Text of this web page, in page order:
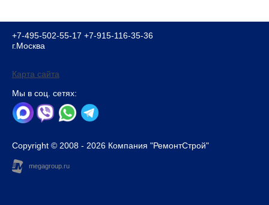
+7-495-502-55-17 +7-915-116-35-36
г.Москва
Карта сайта
Мы в соц. сетях:
Copyright © 2008 - 2026 Компания "РемонтСтрой"